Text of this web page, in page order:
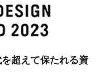
超えて保たれる資